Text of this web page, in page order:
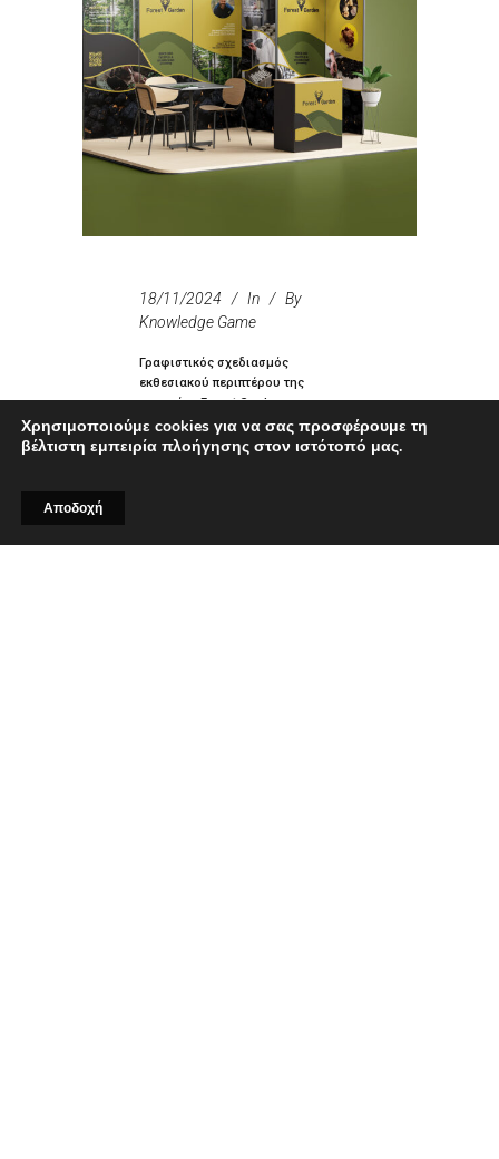
18/11/2024 In
By
Knowledge Game
Γραφιστικός σχεδιασμός
εκθεσιακού περιπτέρου της
εταιρείας Forest Garden, για τη
συμμετοχή της στην Food Expo
Χρησιμοποιούμε cookies για να σας προσφέρουμε τη
βέλτιστη εμπειρία πλοήγησης στον ιστότοπό μας.
Αποδοχή